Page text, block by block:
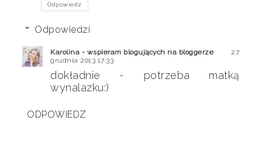
Odpowiedz
Odpowiedzi
Karolina - wspieram blogujących na bloggerze
27
grudnia 2013 17:33
dokładnie - potrzeba matką
wynalazku:)
ODPOWIEDZ